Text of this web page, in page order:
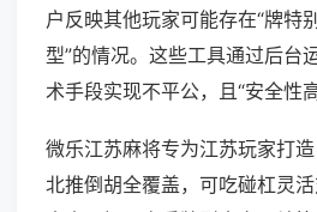
户反映其他玩家可能存在“牌特
型”的情况。这些工具通过后台
术手段实现不平公，且“安全性高
微乐江苏麻将专为江苏玩家打
北推倒胡全覆盖，可吃碰杠灵